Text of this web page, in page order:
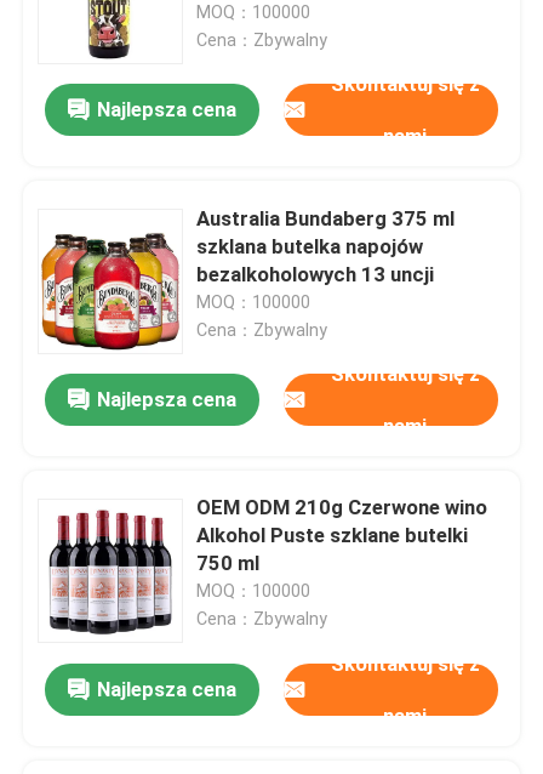
MOQ：100000
Cena：Zbywalny
Najlepsza cena
Skontaktuj się z
nami
Australia Bundaberg 375 ml
szklana butelka napojów
bezalkoholowych 13 uncji
MOQ：100000
Cena：Zbywalny
Najlepsza cena
Skontaktuj się z
nami
OEM ODM 210g Czerwone wino
Alkohol Puste szklane butelki
750 ml
MOQ：100000
Cena：Zbywalny
Najlepsza cena
Skontaktuj się z
nami